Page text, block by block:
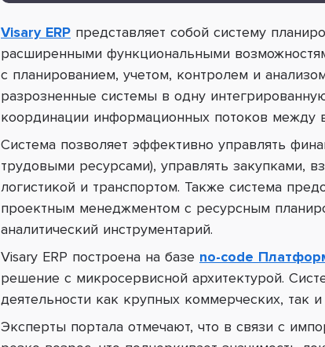
Visary ERP представляет собой систему
расширенными функциональными
с планированием, учетом, контролем и
разрозненные системы в одну
координации информационных потоков между
Система позволяет эффективно управлять
трудовыми ресурсами), управлять закупками,
логистикой и транспортом. Также система
проектным менеджментом с ресурсным
аналитический инструментарий.
Visary ERP построена на базе no-code
решение с микросервисной архитектурой.
деятельности как крупных коммерческих, так
Эксперты портала отмечают, что в связи с